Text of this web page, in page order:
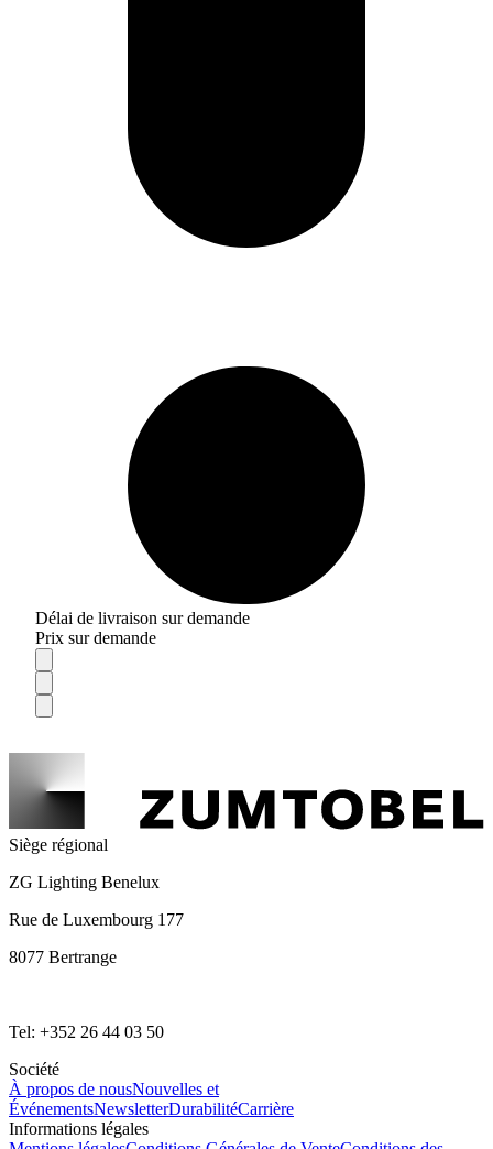
Délai de livraison sur demande
Prix sur demande
Siège régional
ZG Lighting Benelux
Rue de Luxembourg 177
8077 Bertrange
Tel: +352 26 44 03 50
Société
À propos de nousNouvelles et
ÉvénementsNewsletterDurabilitéCarrière
Informations légales